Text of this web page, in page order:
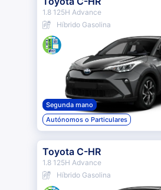
1.8 125H Advance
Híbrido Gasolina
Segunda mano
Autónomos o Particulares
Toyota C-HR
1.8 125H Advance
Híbrido Gasolina